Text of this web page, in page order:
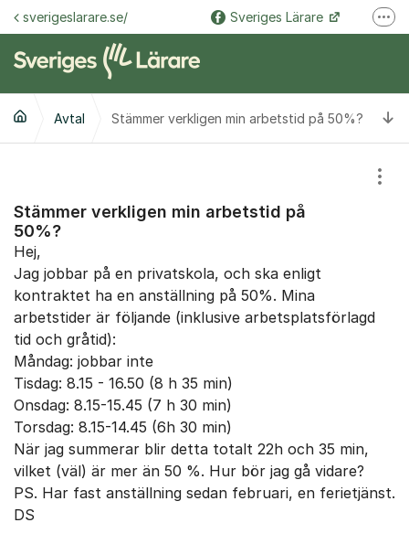
Hoppa till innehåll
sverigeslarare.se/ Sveriges Lärare
Avtal Stämmer verkligen min arbetstid på 50%?
Stämmer verkligen min arbetstid på
50%?
Hej,
Jag jobbar på en privatskola, och ska enligt
kontraktet ha en anställning på 50%. Mina
arbetstider är följande (inklusive arbetsplatsförlagd
tid och gråtid):
Måndag: jobbar inte
Tisdag: 8.15 - 16.50 (8 h 35 min)
Onsdag: 8.15-15.45 (7 h 30 min)
Torsdag: 8.15-14.45 (6h 30 min)
När jag summerar blir detta totalt 22h och 35 min,
vilket (väl) är mer än 50 %. Hur bör jag gå vidare?
PS. Har fast anställning sedan februari, en ferietjänst.
DS